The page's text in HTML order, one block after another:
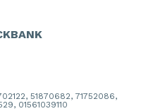
51870682, 71752086,
01561039110